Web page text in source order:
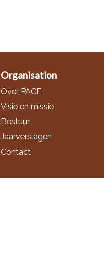
Organisation
Over PACE
Visie en missie
Bestuur
Jaarverslagen
Contact